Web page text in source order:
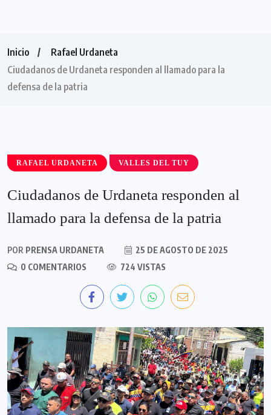
Inicio
Rafael Urdaneta
Ciudadanos de Urdaneta responden al llamado para la
defensa de la patria
RAFAEL URDANETA VALLES DEL TUY
Ciudadanos de Urdaneta responden al
llamado para la defensa de la patria
POR PRENSA URDANETA
25 DE AGOSTO DE 2025
0 COMENTARIOS
724 VISTAS